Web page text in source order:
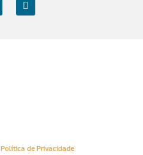
Política de Privacidade.